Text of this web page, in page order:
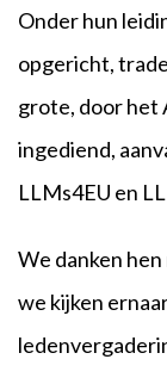
Onder hun
opgericht,
grote, door het
ingediend,
LLMs4EU en
We danken
we kijken